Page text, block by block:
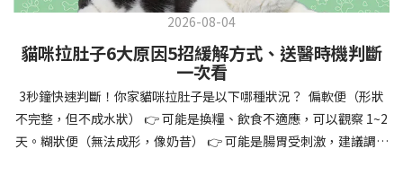
創造更和諧的相處模式。培養社交技能與適應能力及早接觸各種環
境和刺激，能幫助幼犬成長為自信穩定的成犬。適當的社會化訓練
讓牠們學會如何與其他狗狗、動物和人類和平相處，減少恐懼或攻
擊行為。這種適應能力使幼犬未來能從容面對獸醫檢查、美容
salon、寄宿或旅行等各種情境，大大提升生活品質。 訓練幼犬不只
是教會指令，更是塑造性格和習慣的過程！ 透過耐心且一致的訓
練，你不僅能擁有一隻聽話的好狗狗，更能建立起相互尊重的終身
2026-08-04
貓咪拉肚子6大原因5招緩解方式、送醫時機判斷
一次看
3秒鐘快速判斷！你家貓咪拉肚子是以下哪種狀況？ 偏軟便（形狀
不完整，但不成水狀） 👉 可能是換糧、飲食不適應，可以觀察 1~2
天。糊狀便（無法成形，像奶昔） 👉 可能是腸胃受刺激，建議調整